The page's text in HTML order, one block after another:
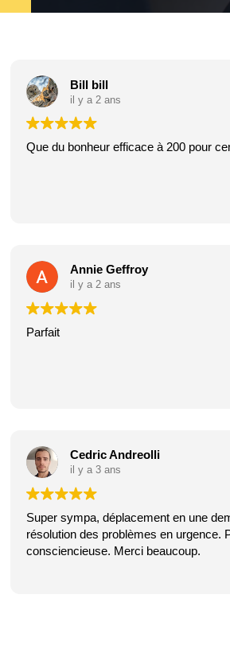
Bill bill
il y a 2 ans
Que du bonheur efficace à 200 pour
Annie Geffroy
il y a 2 ans
Parfait
Cedric Andreolli
il y a 3 ans
Super sympa, déplacement en une
résolution des problèmes en urgence.
consciencieuse. Merci beaucoup.